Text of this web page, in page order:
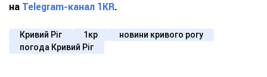
на Telegram-канал 1KR.
Кривий Ріг 1кр
новини кривого рогу
погода Кривий Ріг